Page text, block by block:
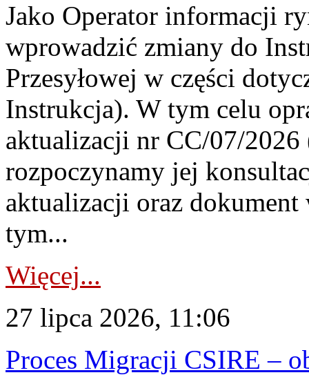
Jako Operator informacji
wprowadzić zmiany do
Przesyłowej w części
Instrukcja). W tym celu
aktualizacji nr CC/07/
rozpoczynamy jej
aktualizacji oraz
tym...
Więcej...
27 lipca 2026, 11:06
Proces Migracji CSIRE –